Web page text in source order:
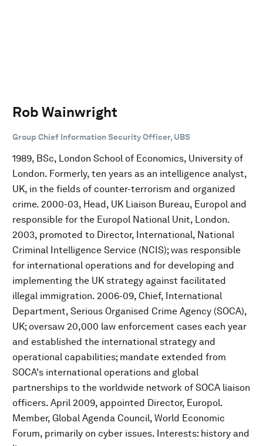
Rob Wainwright
Group Chief Information Security Officer, UBS
1989, BSc, London School of Economics, University of
London. Formerly, ten years as an intelligence analyst,
UK, in the fields of counter-terrorism and organized
crime. 2000-03, Head, UK Liaison Bureau, Europol and
responsible for the Europol National Unit, London.
2003, promoted to Director, International, National
Criminal Intelligence Service (NCIS); was responsible
for international operations and for developing and
implementing the UK strategy against facilitated
illegal immigration. 2006-09, Chief, International
Department, Serious Organised Crime Agency (SOCA),
UK; oversaw 20,000 law enforcement cases each year
and established the international strategy and
operational capabilities; mandate extended from
SOCA's international operations and global
partnerships to the worldwide network of SOCA liaison
officers. April 2009, appointed Director, Europol.
Member, Global Agenda Council, World Economic
Forum, primarily on cyber issues. Interests: history and